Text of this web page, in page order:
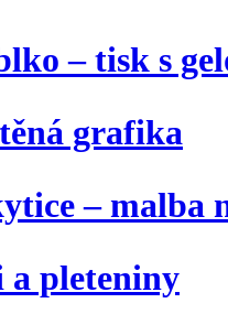
– tisk s
grafika
– malba
a pleteniny